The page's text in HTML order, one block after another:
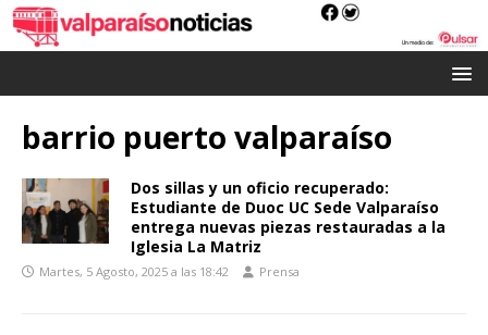
barrio puerto valparaíso
Dos sillas y un oficio recuperado:
Estudiante de Duoc UC Sede Valparaíso
entrega nuevas piezas restauradas a la
Iglesia La Matriz
Martes, 5 Agosto, 2025 a las 18:42 Prensa